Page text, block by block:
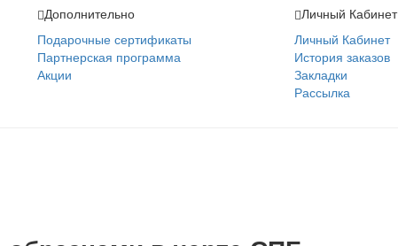
Дополнительно
Подарочные сертификаты
Партнерская программа
Акции
Личный Кабинет
Личный Кабинет
История заказов
Закладки
Рассылка